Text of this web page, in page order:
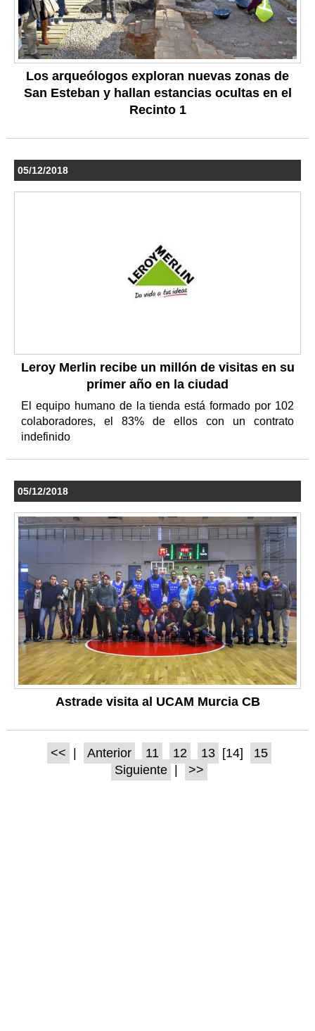
Los arqueólogos exploran nuevas zonas de
San Esteban y hallan estancias ocultas en el
Recinto 1
05/12/2018
Leroy Merlin recibe un millón de visitas en su
primer año en la ciudad
El equipo humano de la tienda está formado por 102
colaboradores, el 83% de ellos con un contrato
indefinido
05/12/2018
Astrade visita al UCAM Murcia CB
<< | Anterior 11 12 13 [14]
15
Siguiente | >>